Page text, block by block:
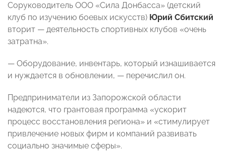
Соруководитель ООО «Сила Донбасса» (детский
клуб по изучению боевых искусств) Юрий Сбитский
вторит — деятельность спортивных клубов «очень
затратна».
— Оборудование, инвентарь, который изнашивается
и нуждается в обновлении, — перечислил он.
Предприниматели из Запорожской области
надеются, что грантовая программа «ускорит
процесс восстановления региона» и «стимулирует
привлечение новых фирм и компаний развивать
социально значимые сферы».